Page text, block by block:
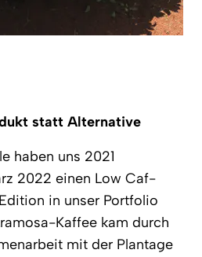
statt Alternative
haben uns 2021
2022 einen Low Caf-
in unser Portfolio
Kaffee kam durch
mit der Plantage